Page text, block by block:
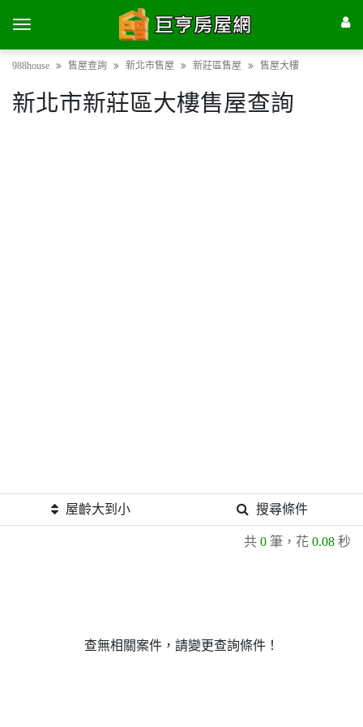
988house 售屋查詢 新北市售屋 新莊區售屋 售屋大樓
新北市新莊區大樓售屋查詢
屋齡大到小 搜尋條件
共 0 筆，花 0.08 秒
查無相關案件，請變更查詢條件！